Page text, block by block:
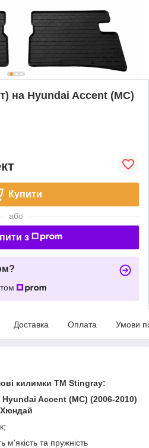
на Hyundai Accent (MC)
Купити
або
з
Доставка Оплата Умови
килимки ТМ Stingray:
Accent (MC) (2006-2010)
Хюндай
м'якість та пружність